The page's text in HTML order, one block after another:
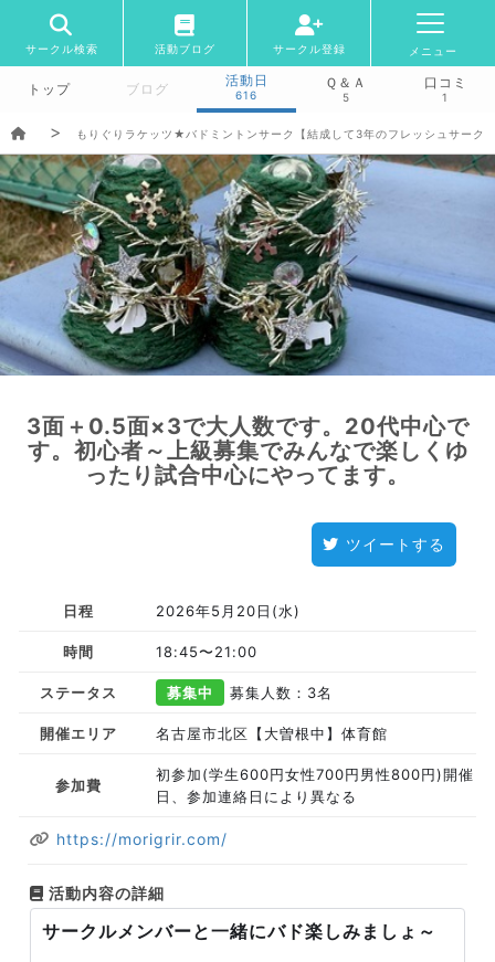
サークル検索 活動ブログ サークル登録 メニュー
トップ ブログ
活動日
616
Ｑ＆Ａ
5
口コミ
1
もりぐりラケッツ★バドミントンサーク【結成して3年のフレッシュサーク
3面＋0.5面×3で大人数です。20代中心で
す。初心者～上級募集でみんなで楽しくゆ
ったり試合中心にやってます。
ツイートする
日程 2026年5月20日(水)
時間 18:45〜21:00
ステータス 募集中 募集人数：3名
開催エリア 名古屋市北区【大曽根中】体育館
参加費
初参加(学生600円女性700円男性800円)開催
日、参加連絡日により異なる
https://morigrir.com/
活動内容の詳細
サークルメンバーと一緒にバド楽しみましょ～